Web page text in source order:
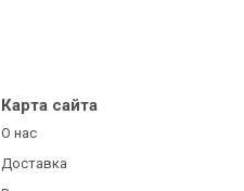
Карта сайта
О нас
Доставка